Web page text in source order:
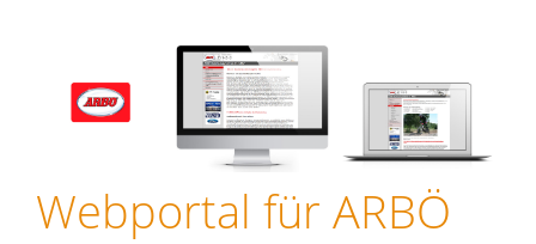
Webportal für ARBÖ